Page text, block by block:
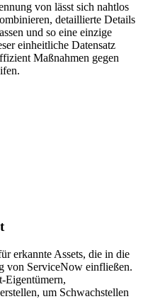
von lässt sich nahtlos
detaillierte Details
und so eine einzige
einheitliche Datensatz
Maßnahmen gegen
erkannte Assets, die in die
von ServiceNow einfließen.
Eigentümern,
um Schwachstellen